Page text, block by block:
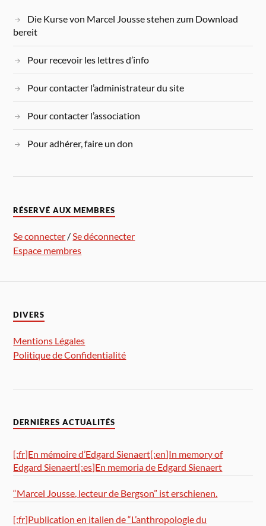
Die Kurse von Marcel Jousse stehen zum Download
bereit
Pour recevoir les lettres d’info
Pour contacter l’administrateur du site
Pour contacter l’association
Pour adhérer, faire un don
RÉSERVÉ AUX MEMBRES
Se connecter / Se déconnecter
Espace membres
DIVERS
Mentions Légales
Politique de Confidentialité
DERNIÈRES ACTUALITÉS
[:fr]En mémoire d’Edgard Sienaert[:en]In memory of
Edgard Sienaert[:es]En memoria de Edgard Sienaert
“Marcel Jousse, lecteur de Bergson” ist erschienen.
[:fr]Publication en italien de “L’anthropologie du